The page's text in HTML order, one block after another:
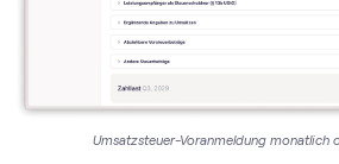
Umsatzsteuer-Voranmeldung monatlich